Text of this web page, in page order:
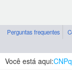
Perguntas frequentes
Você está aqui:CNPq